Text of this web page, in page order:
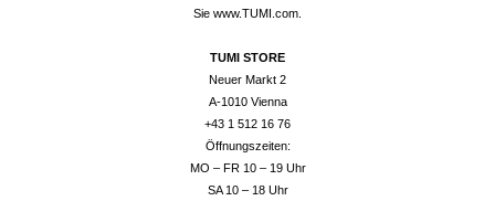
Sie www.TUMI.com
TUMI STORE
Neuer Markt 2
A-1010 Vienna
+43 1 512 16 76
Öffnungszeiten:
MO – FR 10 – 19 Uhr
SA 10 – 18 Uhr